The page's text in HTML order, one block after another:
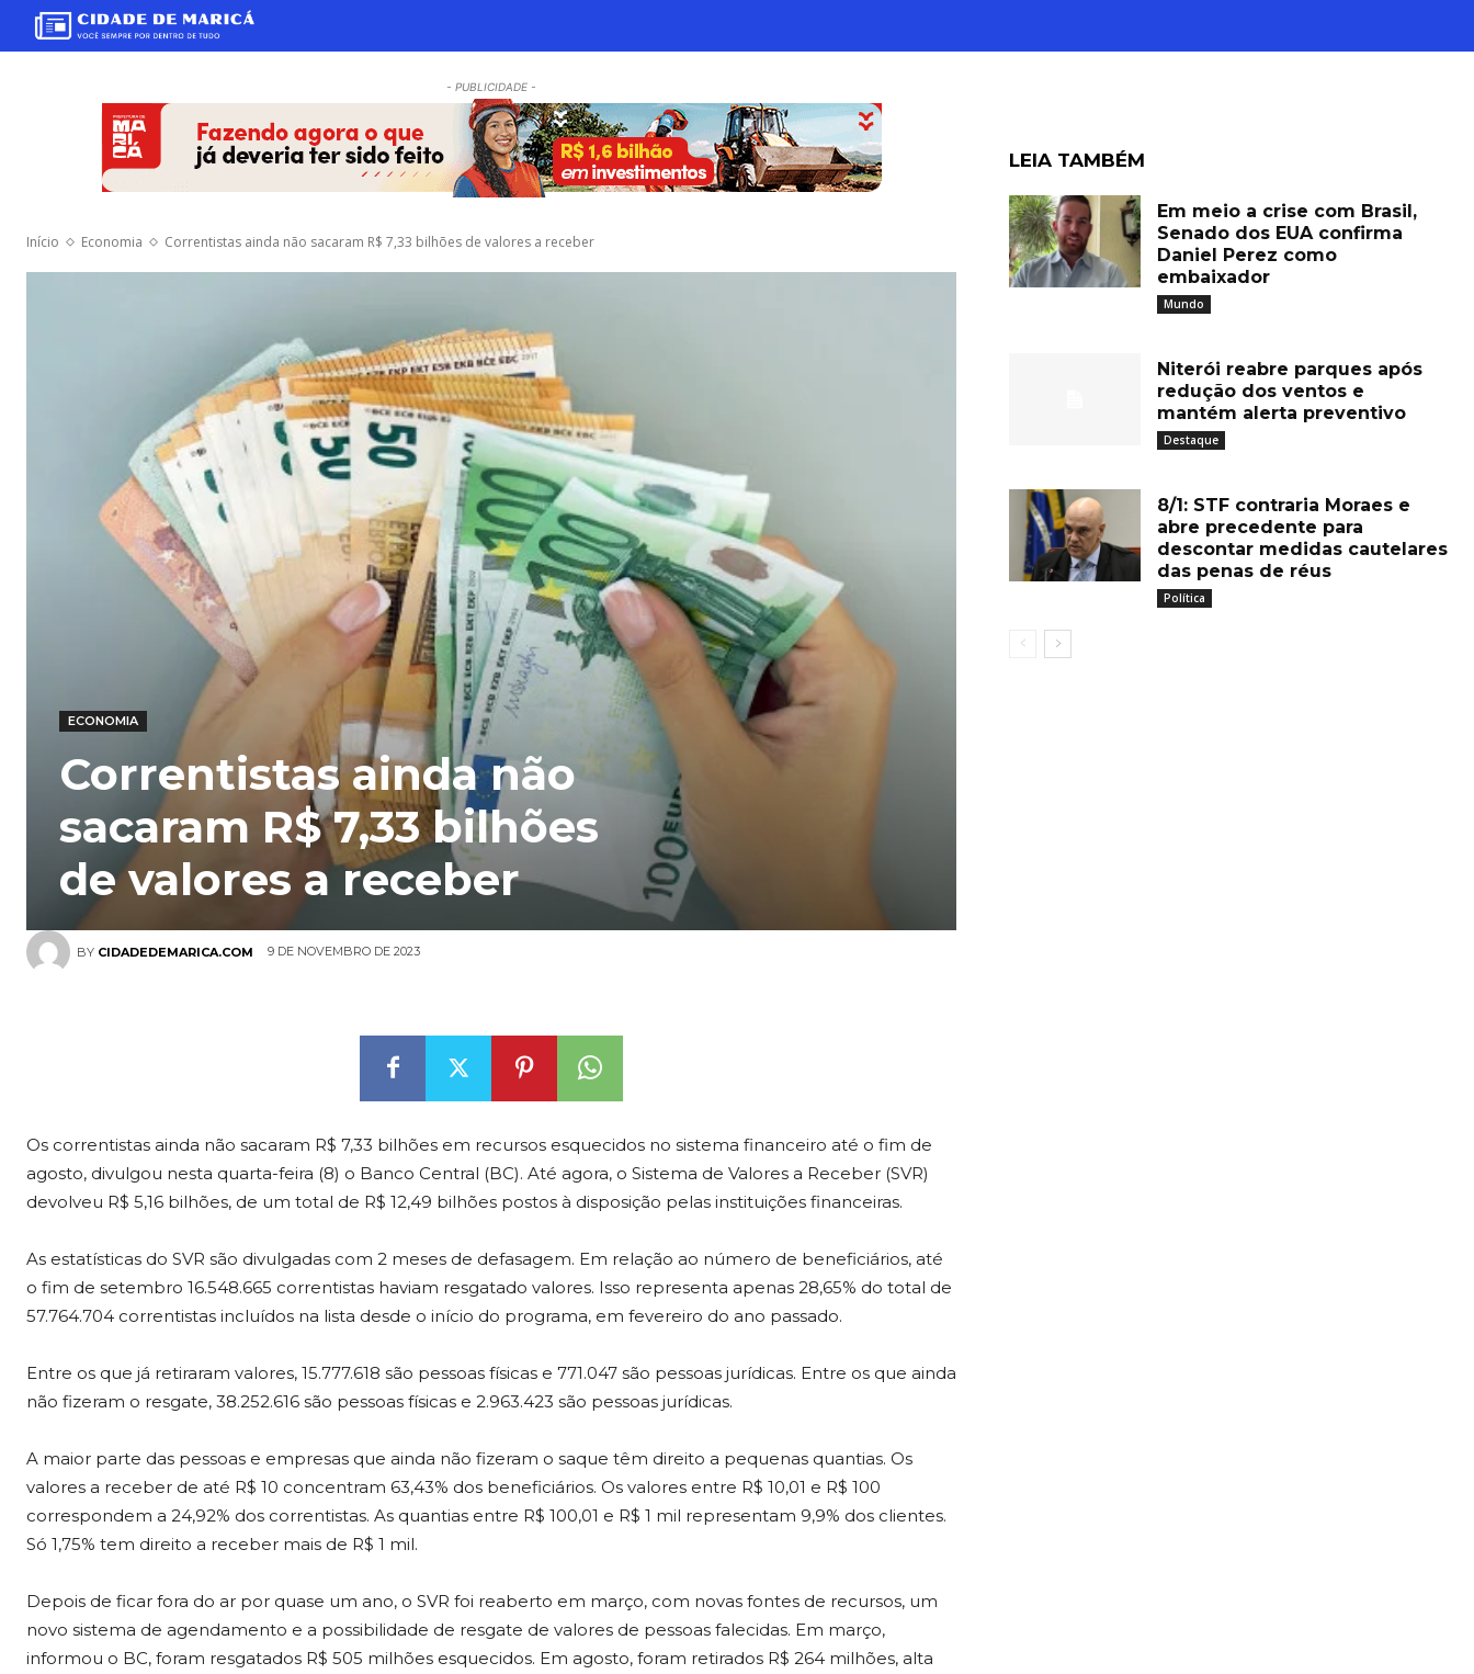
- PUBLICIDADE -
Início Economia Correntistas ainda não sacaram R$ 7,33 bilhões de valores a receber
BY CIDADEDEMARICA.COM 9 DE NOVEMBRO DE 2023
ECONOMIA
Correntistas ainda não
sacaram R$ 7,33 bilhões
de valores a receber
LEIA TAMBÉM
Em meio a crise com Brasil,
Senado dos EUA confirma
Daniel Perez como
embaixador
Mundo
Niterói reabre parques após
redução dos ventos e
mantém alerta preventivo
Destaque
8/1: STF contraria Moraes e
abre precedente para
descontar medidas cautelares
das penas de réus
Política
Os correntistas ainda não sacaram R$ 7,33 bilhões em recursos esquecidos no sistema financeiro até o fim de
agosto, divulgou nesta quarta-feira (8) o Banco Central (BC). Até agora, o Sistema de Valores a Receber (SVR)
devolveu R$ 5,16 bilhões, de um total de R$ 12,49 bilhões postos à disposição pelas instituições financeiras.
As estatísticas do SVR são divulgadas com 2 meses de defasagem. Em relação ao número de beneficiários, até
o fim de setembro 16.548.665 correntistas haviam resgatado valores. Isso representa apenas 28,65% do total de
57.764.704 correntistas incluídos na lista desde o início do programa, em fevereiro do ano passado.
Entre os que já retiraram valores, 15.777.618 são pessoas físicas e 771.047 são pessoas jurídicas. Entre os que ainda
não fizeram o resgate, 38.252.616 são pessoas físicas e 2.963.423 são pessoas jurídicas.
A maior parte das pessoas e empresas que ainda não fizeram o saque têm direito a pequenas quantias. Os
valores a receber de até R$ 10 concentram 63,43% dos beneficiários. Os valores entre R$ 10,01 e R$ 100
correspondem a 24,92% dos correntistas. As quantias entre R$ 100,01 e R$ 1 mil representam 9,9% dos clientes.
Só 1,75% tem direito a receber mais de R$ 1 mil.
Depois de ficar fora do ar por quase um ano, o SVR foi reaberto em março, com novas fontes de recursos, um
novo sistema de agendamento e a possibilidade de resgate de valores de pessoas falecidas. Em março,
informou o BC, foram resgatados R$ 505 milhões esquecidos. Em agosto, foram retirados R$ 264 milhões, alta